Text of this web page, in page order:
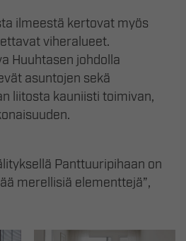
ilmeestä kertovat myös
viheralueet.
Huuhtasen johdolla
asuntojen sekä
liitosta kauniisti toimivan,
Panttuuripihaan on
merellisiä elementtejä”,